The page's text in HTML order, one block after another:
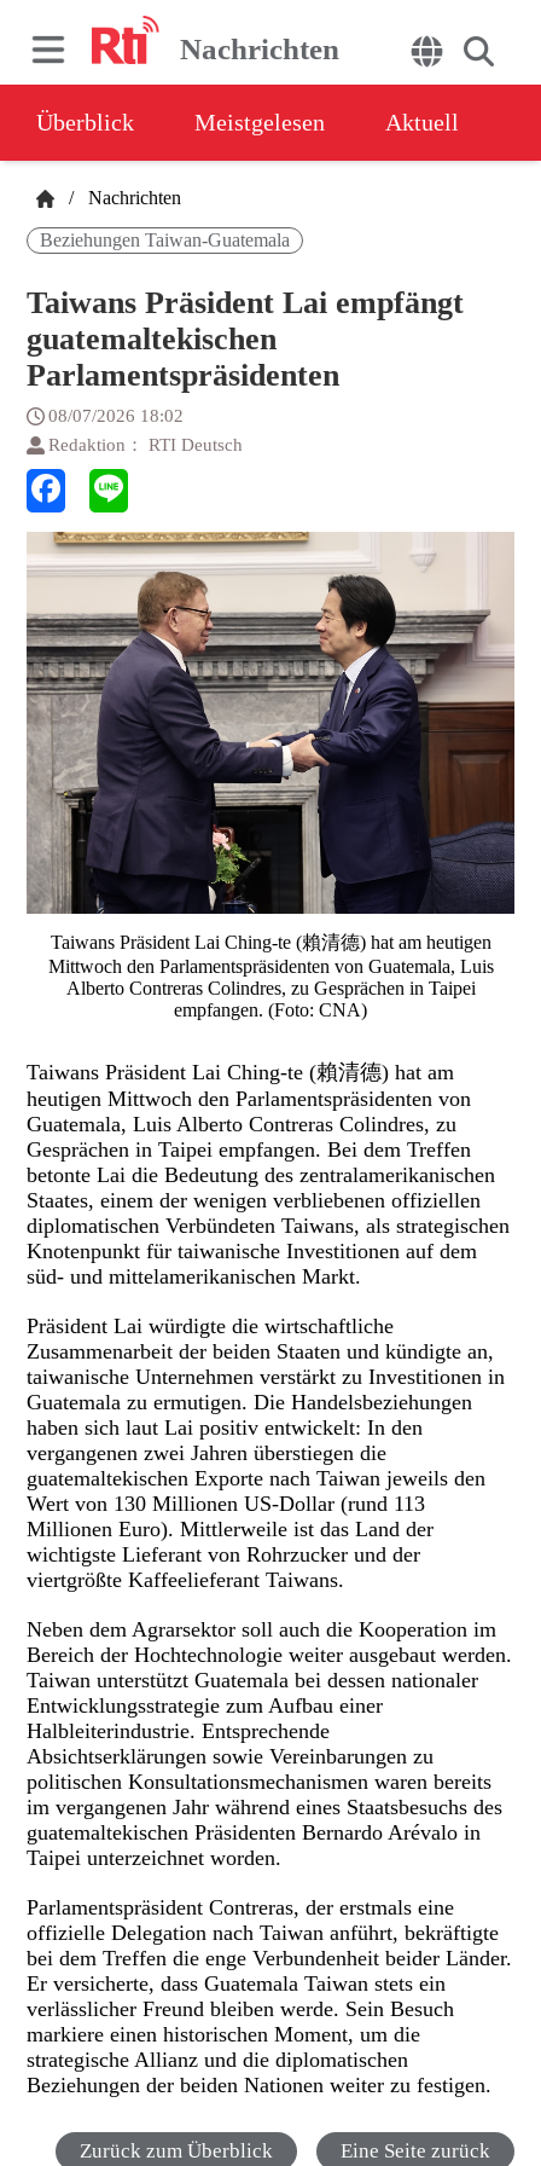
Nachrichten
Überblick Meistgelesen Aktuell
/ Nachrichten
Beziehungen Taiwan-Guatemala
Taiwans Präsident Lai empfängt
guatemaltekischen
Parlamentspräsidenten
08/07/2026 18:02
Redaktion： RTI Deutsch
Taiwans Präsident Lai Ching-te (賴清德) hat am heutigen
Mittwoch den Parlamentspräsidenten von Guatemala, Luis
Alberto Contreras Colindres, zu Gesprächen in Taipei
empfangen. (Foto: CNA)
Taiwans Präsident Lai Ching-te (賴清德) hat am
heutigen Mittwoch den Parlamentspräsidenten von
Guatemala, Luis Alberto Contreras Colindres, zu
Gesprächen in Taipei empfangen. Bei dem Treffen
betonte Lai die Bedeutung des zentralamerikanischen
Staates, einem der wenigen verbliebenen offiziellen
diplomatischen Verbündeten Taiwans, als strategischen
Knotenpunkt für taiwanische Investitionen auf dem
süd- und mittelamerikanischen Markt.
Präsident Lai würdigte die wirtschaftliche
Zusammenarbeit der beiden Staaten und kündigte an,
taiwanische Unternehmen verstärkt zu Investitionen in
Guatemala zu ermutigen. Die Handelsbeziehungen
haben sich laut Lai positiv entwickelt: In den
vergangenen zwei Jahren überstiegen die
guatemaltekischen Exporte nach Taiwan jeweils den
Wert von 130 Millionen US-Dollar (rund 113
Millionen Euro). Mittlerweile ist das Land der
wichtigste Lieferant von Rohrzucker und der
viertgrößte Kaffeelieferant Taiwans.
Neben dem Agrarsektor soll auch die Kooperation im
Bereich der Hochtechnologie weiter ausgebaut werden.
Taiwan unterstützt Guatemala bei dessen nationaler
Entwicklungsstrategie zum Aufbau einer
Halbleiterindustrie. Entsprechende
Absichtserklärungen sowie Vereinbarungen zu
politischen Konsultationsmechanismen waren bereits
im vergangenen Jahr während eines Staatsbesuchs des
guatemaltekischen Präsidenten Bernardo Arévalo in
Taipei unterzeichnet worden.
Parlamentspräsident Contreras, der erstmals eine
offizielle Delegation nach Taiwan anführt, bekräftigte
bei dem Treffen die enge Verbundenheit beider Länder.
Er versicherte, dass Guatemala Taiwan stets ein
verlässlicher Freund bleiben werde. Sein Besuch
markiere einen historischen Moment, um die
strategische Allianz und die diplomatischen
Beziehungen der beiden Nationen weiter zu festigen.
Zurück zum Überblick Eine Seite zurück